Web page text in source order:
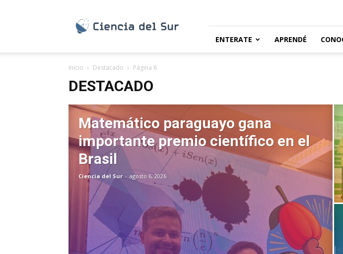
Sur
ENTERATE APRENDÉ
Inicio Destacado Página 8
DESTACADO
Matemático paraguayo gana
importante premio científico en el
Brasil
Ciencia del Sur - agosto 6, 2026